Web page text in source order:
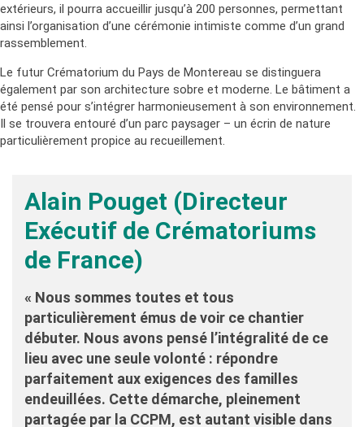
extérieurs, il pourra accueillir jusqu’à 200 personnes, permettant
ainsi l’organisation d’une cérémonie intimiste comme d’un grand
rassemblement.
Le futur Crématorium du Pays de Montereau se distinguera
également par son architecture sobre et moderne. Le bâtiment a
été pensé pour s’intégrer harmonieusement à son environnement.
Il se trouvera entouré d’un parc paysager – un écrin de nature
particulièrement propice au recueillement.
Alain Pouget (Directeur
Exécutif de Crématoriums
de France)
« Nous sommes toutes et tous
particulièrement émus de voir ce chantier
débuter. Nous avons pensé l’intégralité de ce
lieu avec une seule volonté : répondre
parfaitement aux exigences des familles
endeuillées. Cette démarche, pleinement
partagée par la CCPM, est autant visible dans